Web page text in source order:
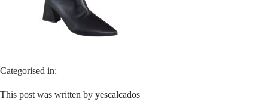
Categorised in:
This post was written by yescalcados